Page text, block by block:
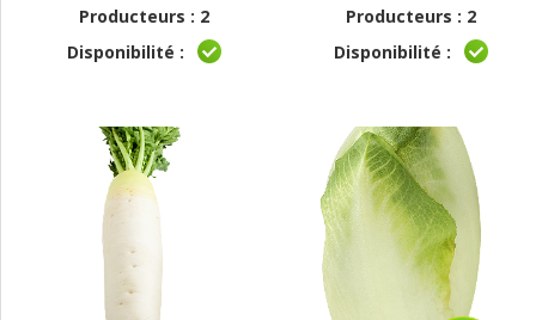
Producteurs : 2
Disponibilité :
Producteurs : 2
Disponibilité :